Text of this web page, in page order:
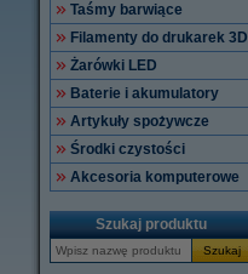
Taśmy barwiące
Filamenty do drukarek 3D
Żarówki LED
Baterie i akumulatory
Artykuły spożywcze
Środki czystości
Akcesoria komputerowe
Szukaj produktu
Szukaj